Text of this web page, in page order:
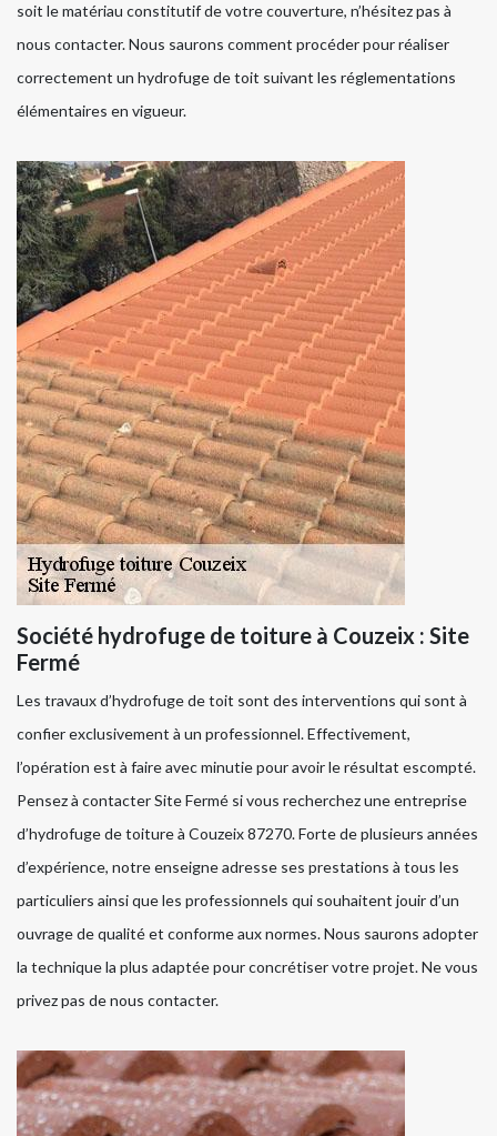
soit le matériau constitutif de votre couverture, n’hésitez pas à
nous contacter. Nous saurons comment procéder pour réaliser
correctement un hydrofuge de toit suivant les réglementations
élémentaires en vigueur.
Société hydrofuge de toiture à Couzeix : Site
Fermé
Les travaux d’hydrofuge de toit sont des interventions qui sont à
confier exclusivement à un professionnel. Effectivement,
l’opération est à faire avec minutie pour avoir le résultat escompté.
Pensez à contacter Site Fermé si vous recherchez une entreprise
d’hydrofuge de toiture à Couzeix 87270. Forte de plusieurs années
d’expérience, notre enseigne adresse ses prestations à tous les
particuliers ainsi que les professionnels qui souhaitent jouir d’un
ouvrage de qualité et conforme aux normes. Nous saurons adopter
la technique la plus adaptée pour concrétiser votre projet. Ne vous
privez pas de nous contacter.